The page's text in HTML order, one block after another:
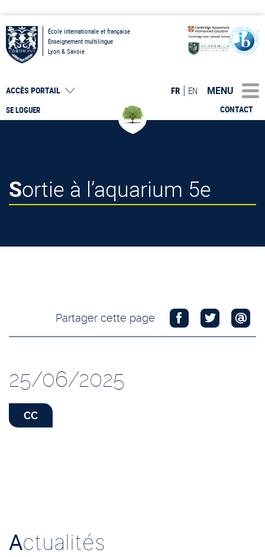
École internationale et française
Enseignement multilingue
Lyon & Savoie
SE LOGUER
ACCÈS PORTAIL
CONTACT
FR EN MENU
Sortie à l’aquarium 5e
Partager cette page
25/06/2025
CC
Actualités